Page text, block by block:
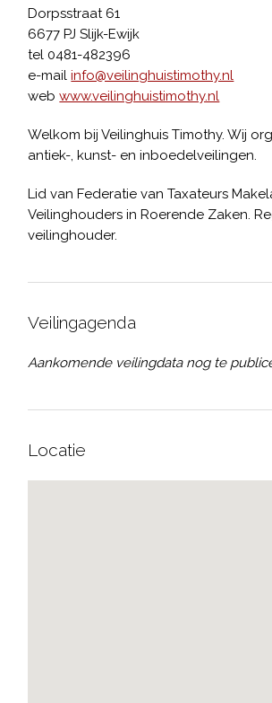
Dorpsstraat 61
6677 PJ Slijk-Ewijk
tel 0481-482396
e-mailinfo@veilinghuistimothy.nl
webwww.veilinghuistimothy.nl
Welkom bij Veilinghuis Timothy. Wij
antiek-, kunst- en inboedelveilingen.
Lid van Federatie van Taxateurs
Veilinghouders in Roerende Zaken.
veilinghouder.
Veilingagenda
Aankomende veilingdata nog te
Locatie